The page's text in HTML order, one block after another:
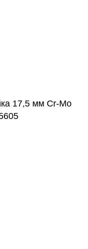
17,5 мм Cr-Mo